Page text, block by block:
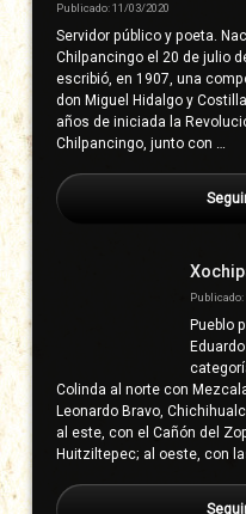
Publicado: 11/03/2020
Servidor público y poeta.
Chilpancingo el 20 de julio
escribió, en 1907, una
don Miguel Hidalgo y
años de iniciada la
Chilpancingo, junto con …
Publicado:
Pueblo
Colinda al norte con
Leonardo Bravo,
al este, con el Cañón del
Huitziltepec; al oeste, con